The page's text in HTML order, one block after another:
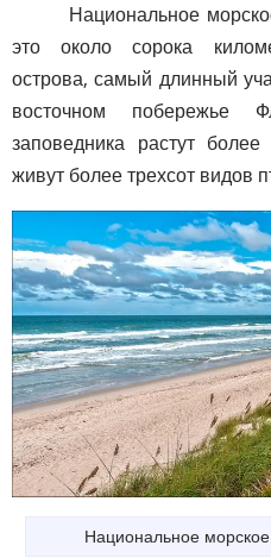
Национальное
это около сорока
острова, самый длинный
восточном побережье
заповедника растут
живут более трехсот видов
Национальное